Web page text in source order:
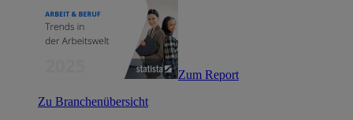
Zum Report
Zu Branchenübersicht